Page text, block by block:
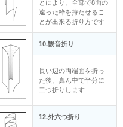
とにより、全部で8面の
違った枠を持たせるこ
とが出来る折り方です
10.観音折り
長い辺の両端面を折っ
た後、真ん中で半分に
二つ折りします
12.外六つ折り